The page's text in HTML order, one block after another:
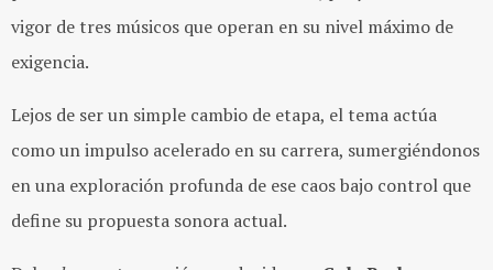
vigor de tres músicos que operan en su nivel máximo de
exigencia.
Lejos de ser un simple cambio de etapa, el tema actúa
como un impulso acelerado en su carrera, sumergiéndonos
en una exploración profunda de ese caos bajo control que
define su propuesta sonora actual.